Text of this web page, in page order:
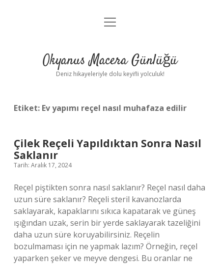
Anasayfa
Yasal Uyarı
menüyü
Okyanus Macera Günlüğü
Deniz hikayeleriyle dolu keyifli yolculuk!
Etiket: Ev yapımı reçel nasıl muhafaza edilir
Çilek Reçeli Yapıldıktan Sonra Nasıl
Saklanır
Tarih: Aralık 17, 2024
Reçel piştikten sonra nasıl saklanır? Reçel nasıl daha
uzun süre saklanır? Reçeli steril kavanozlarda
saklayarak, kapaklarını sıkıca kapatarak ve güneş
ışığından uzak, serin bir yerde saklayarak tazeliğini
daha uzun süre koruyabilirsiniz. Reçelin
bozulmaması için ne yapmak lazım? Örneğin, reçel
yaparken şeker ve meyve dengesi. Bu oranlar ne